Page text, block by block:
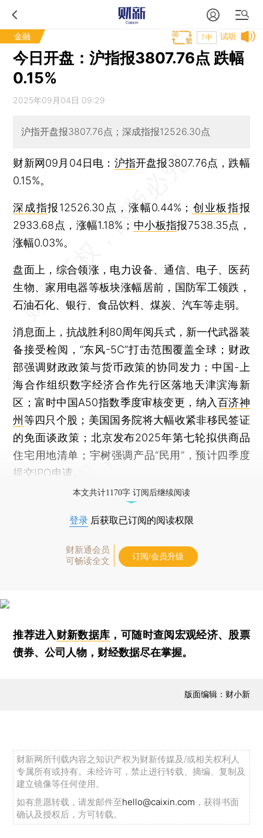
金融 试听
T中
今日开盘：沪指报3807.76点 跌幅
0.15%
2025年09月04日 09:29
沪指开盘报3807.76点；深成指报12526.30点
财新网09月04日电： 沪指开盘报3807.76点，跌幅
0.15%。
深成指报12526.30点，涨幅0.44%； 创业板指报
2933.68点，涨幅1.18%； 中小板指报7538.35点，
涨幅0.03%。
盘面上，综合领涨，电力设备、通信、电子、医药
生物、家用电器等板块涨幅居前，国防军工领跌，
石油石化、银行、食品饮料、煤炭、汽车等走弱。
消息面上，抗战胜利80周年阅兵式，新一代武器装
备接受检阅，“东风-5C”打击范围覆盖全球；财政
部强调财政政策与货币政策的协同发力；中国-上
海合作组织数字经济合作先行区落地天津滨海新
区；富时中国A50指数季度审核变更，纳入 百济神
州 等四只个股；美国国务院将大幅收紧非移民签证
的免面谈政策；北京发布2025年第七轮拟供商品
住宅用地清单；宇树强调产品“民用”，预计四季度
提交IPO申请。
本文共计1170字 订阅后继续阅读
登录 后获取已订阅的阅读权限
财新通会员
可畅读全文
订阅/会员升级
推荐进入财新数据库 ，可随时查阅宏观经济、股票
债券、公司人物，财经数据尽在掌握。
版面编辑：财小新
财新网所刊载内容之知识产权为财新传媒及/或相关权利人
专属所有或持有。未经许可，禁止进行转载、摘编、复制及
建立镜像等任何使用。
如有意愿转载，请发邮件至hello@caixin.com ，获得书面
确认及授权后，方可转载。